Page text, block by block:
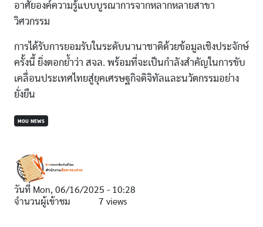
อาศัยองค์ความรู้แบบบูรณาการจากหลากหลายสาขา
วิศวกรรม
การได้รับการยอมรับในระดับนานาชาติด้วยข้อมูลเชิงประจักษ์
ครั้งนี้ ยิ่งตอกย้ำว่า สจล. พร้อมที่จะเป็นกำลังสำคัญในการขับ
เคลื่อนประเทศไทยสู่ยุคเศรษฐกิจดิจิทัลและนวัตกรรมอย่าง
ยั่งยืน
MOU NEWS
วันที่ Mon, 06/16/2025 - 10:28
จำนวนผู้เข้าชม
7 views